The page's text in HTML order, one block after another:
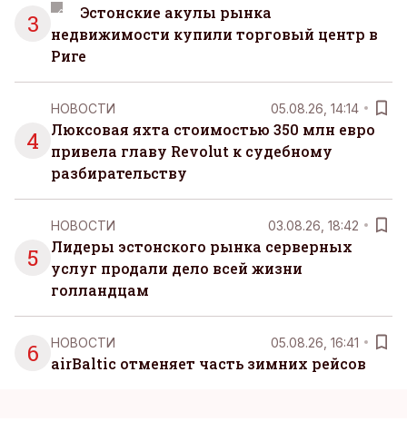
3
Эстонские акулы рынка
недвижимости купили торговый центр в
Риге
4
НОВОСТИ 05.08.26, 14:14
Люксовая яхта стоимостью 350 млн евро
привела главу Revolut к судебному
разбирательству
5
НОВОСТИ 03.08.26, 18:42
Лидеры эстонского рынка серверных
услуг продали дело всей жизни
голландцам
6 НОВОСТИ 05.08.26, 16:41
airBaltic отменяет часть зимних рейсов